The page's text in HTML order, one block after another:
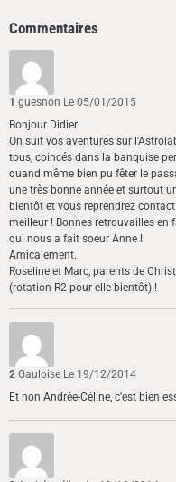
Commentaires
1 guesnon Le 05/01/2015
Bonjour Didier
On suit vos aventures sur
tous, coincés dans la banquise
quand même bien pu fêter le
une très bonne année et surtout
bientôt et vous reprendrez
meilleur ! Bonnes retrouvailles en
qui nous a fait soeur Anne !
Amicalement.
Roseline et Marc, parents de
(rotation R2 pour elle bientôt) !
2 Gauloise Le 19/12/2014
Et non Andrée-Céline, c'est bien